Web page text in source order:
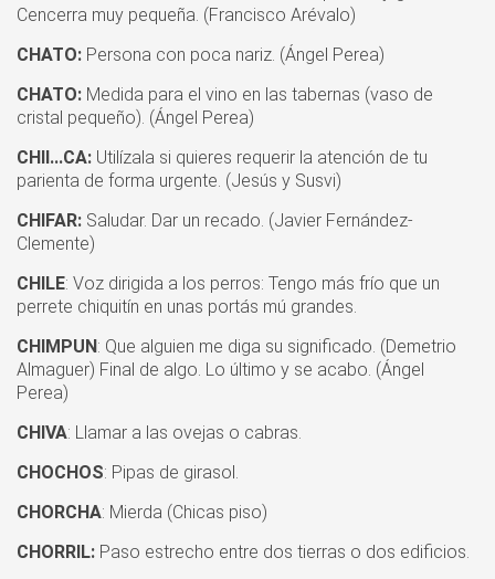
Cencerra muy pequeña. (Francisco Arévalo)
CHATO: Persona con poca nariz. (Ángel Perea)
CHATO: Medida para el vino en las tabernas (vaso de
cristal pequeño). (Ángel Perea)
CHII...CA: Utilízala si quieres requerir la atención de tu
parienta de forma urgente. (Jesús y Susvi)
CHIFAR: Saludar. Dar un recado. (Javier Fernández-
Clemente)
CHILE: Voz dirigida a los perros: Tengo más frío que un
perrete chiquitín en unas portás mú grandes.
CHIMPUN: Que alguien me diga su significado. (Demetrio
Almaguer) Final de algo. Lo último y se acabo. (Ángel
Perea)
CHIVA: Llamar a las ovejas o cabras.
CHOCHOS: Pipas de girasol.
CHORCHA: Mierda (Chicas piso)
CHORRIL: Paso estrecho entre dos tierras o dos edificios.